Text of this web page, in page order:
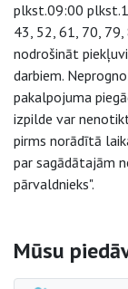
plkst.09:00
43, 52, 61, 70, 79,
nodrošināt
darbiem.
pakalpojuma
izpilde var
pirms norādītā
par sagādātajām
pārvaldnieks".
Sāna
Mūsu